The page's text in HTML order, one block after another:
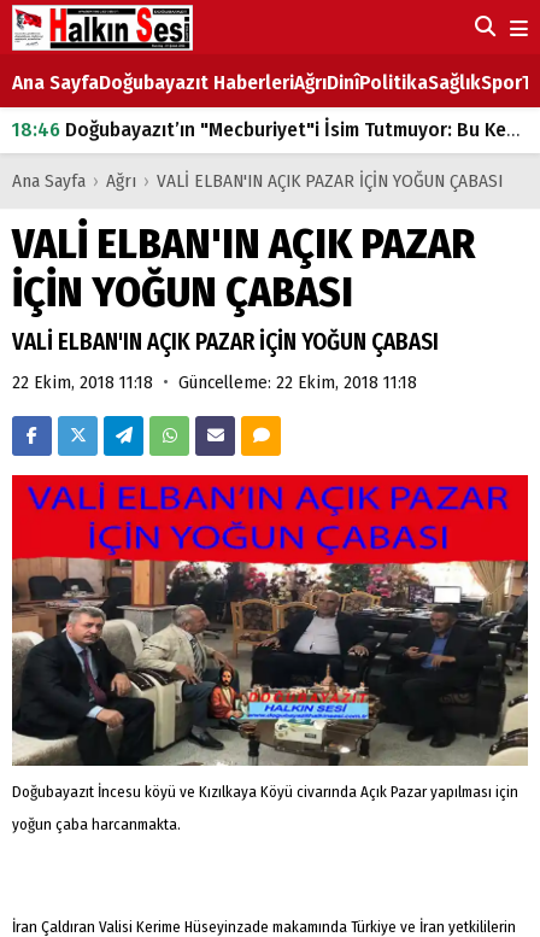
Ana SayfaDoğubayazıt HaberleriAğrıDinîPolitikaSağlıkSpor
18:46 Doğubayazıt’ın "Mecburiyet"i İsim Tutmuyor: Bu Kez de Mem u Zîn Oldu!
07:53Doğubayazıt’ta Ekmek Fiyatlarına Zam
Doğubayazıt'ta çocukların sırtındaki ağır yük
07:00 DEVLET ve HÜKÜMET
18:29ÇARŞI CADDESİ YAZ BOZ TAHTASI
Ana Sayfa › Ağrı › VALİ ELBAN'IN AÇIK PAZAR İÇİN YOĞUN ÇABASI
VALİ ELBAN'IN AÇIK PAZAR
İÇİN YOĞUN ÇABASI
VALİ ELBAN'IN AÇIK PAZAR İÇİN YOĞUN ÇABASI
22 Ekim, 2018 11:18 • Güncelleme: 22 Ekim, 2018 11:18
Doğubayazıt İncesu köyü ve Kızılkaya Köyü civarında Açık Pazar yapılması için
yoğun çaba harcanmakta.
İran Çaldıran Valisi Kerime Hüseyinzade makamında Türkiye ve İran yetkililerin